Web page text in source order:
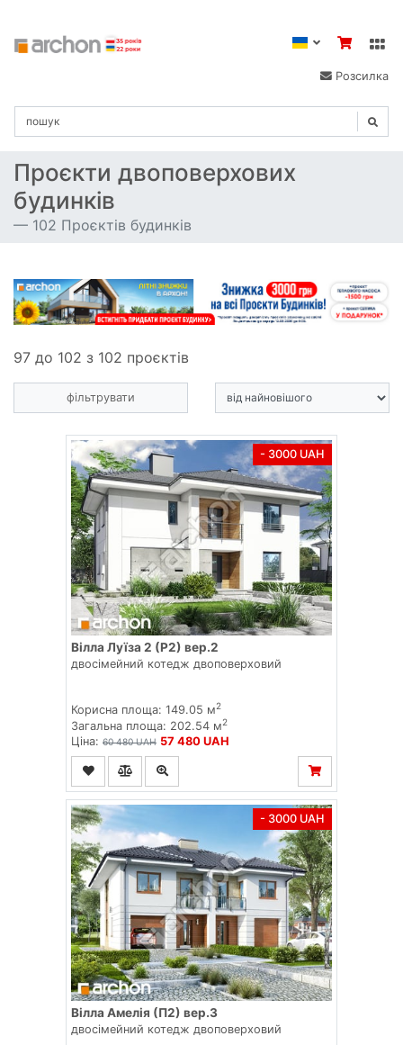
Розсилка
Проєкти двоповерхових
будинків
102 Проєктів будинків
97 до 102 з 102 проєктів
фільтрувати
- 3000 UAH
Вілла Луїза 2 (Р2) вер.2
двосімейний котедж двоповерховий
Корисна площа: 149.05 м2
Загальна площа: 202.54 м2
Ціна: 60 480 UAH 57 480 UAH
- 3000 UAH
Вілла Амелія (П2) вер.3
двосімейний котедж двоповерховий